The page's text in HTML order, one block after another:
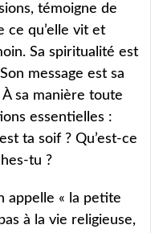
témoigne de
ce qu’elle vit et
Sa spiritualité est
message est sa
sa manière toute
essentielles :
ta soif ? Qu’est-ce
tu ?
appelle « la petite
à la vie religieuse,